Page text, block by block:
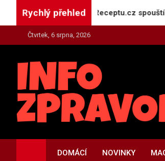
Rychlý přehled
GeneratorReceptu.cz spouští největší
Čtvrtek, 6 srpna, 2026
INFO-
DOMÁCÍ NOVINKY